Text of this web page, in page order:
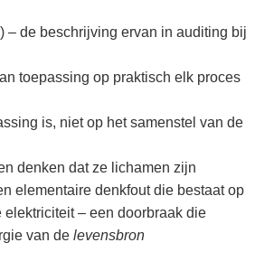
– de beschrijving ervan in auditing bij
toepassing op praktisch elk proces
is, niet op het samenstel van de
denken dat ze lichamen zijn
elementaire denkfout die bestaat op
– een doorbraak die
van de levensbron